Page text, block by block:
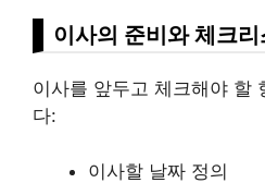
이사의 준비와 체크
이사를 앞두고 체크해야 할
다:
이사할 날짜 정의